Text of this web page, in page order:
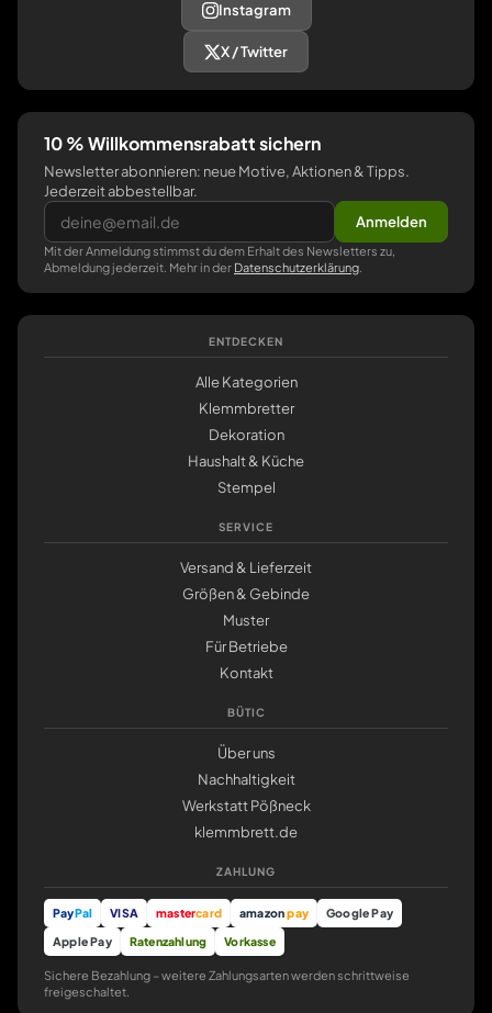
Instagram
X / Twitter
10 % Willkommensrabatt sichern
Newsletter abonnieren: neue Motive, Aktionen & Tipps.
Jederzeit abbestellbar.
Anmelden
Mit der Anmeldung stimmst du dem Erhalt des Newsletters zu,
Abmeldung jederzeit. Mehr in der Datenschutzerklärung
ENTDECKEN
Alle Kategorien
Klemmbretter
Dekoration
Haushalt & Küche
Stempel
SERVICE
Versand & Lieferzeit
Größen & Gebinde
Muster
Für Betriebe
Kontakt
BÜTIC
Über uns
Nachhaltigkeit
Werkstatt Pößneck
klemmbrett.de
ZAHLUNG
PayPal VISA mastercard amazonpay
Google Pay
Apple Pay
Ratenzahlung Vorkasse
Sichere Bezahlung – weitere Zahlungsarten werden schrittweise
freigeschaltet.